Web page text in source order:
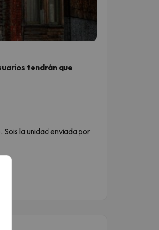
tendrán que
Sois la unidad enviada por